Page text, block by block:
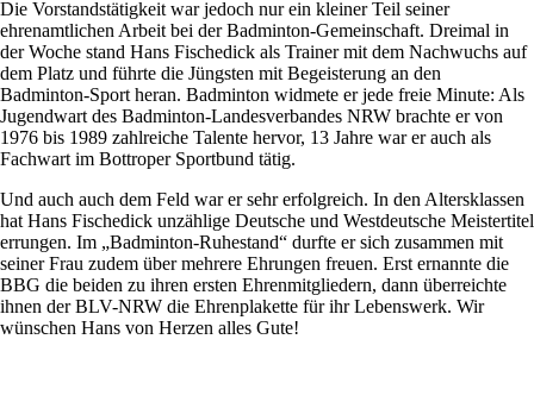
Die Vorstandstätigkeit war jedoch nur ein kleiner Teil seiner
ehrenamtlichen Arbeit bei der Badminton-Gemeinschaft. Dreimal in
der Woche stand Hans Fischedick als Trainer mit dem Nachwuchs auf
dem Platz und führte die Jüngsten mit Begeisterung an den
Badminton-Sport heran. Badminton widmete er jede freie Minute: Als
Jugendwart des Badminton-Landesverbandes NRW brachte er von
1976 bis 1989 zahlreiche Talente hervor, 13 Jahre war er auch als
Fachwart im Bottroper Sportbund tätig.
Und auch auch dem Feld war er sehr erfolgreich. In den Altersklassen
hat Hans Fischedick unzählige Deutsche und Westdeutsche Meistertitel
errungen. Im „Badminton-Ruhestand“ durfte er sich zusammen mit
seiner Frau zudem über mehrere Ehrungen freuen. Erst ernannte die
BBG die beiden zu ihren ersten Ehrenmitgliedern, dann überreichte
ihnen der BLV-NRW die Ehrenplakette für ihr Lebenswerk. Wir
wünschen Hans von Herzen alles Gute!